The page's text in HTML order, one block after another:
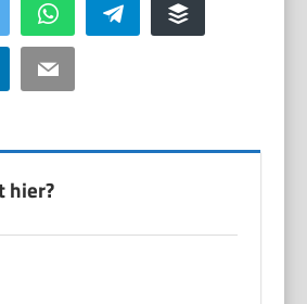
WhatsApp Telegram Buffer
Email
hier?